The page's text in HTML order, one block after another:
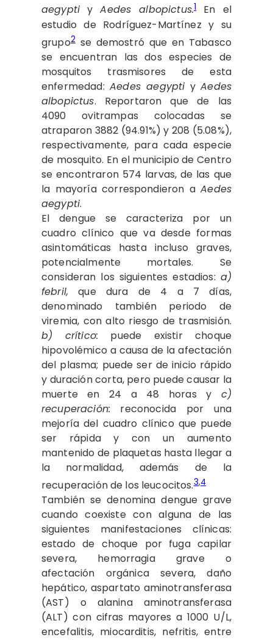
aegypti yAedes albopictus.1En el
estudio de Rodríguez-Martínez y su
grupo2se demostró que en Tabasco
se encuentran las dos especies de
mosquitos trasmisores de esta
enfermedad:Aedes aegypti yAedes
albopictus. Reportaron que de las
4090 ovitrampas colocadas se
atraparon 3882 (94.91%) y 208 (5.08%),
respectivamente, para cada especie
de mosquito. En el municipio de Centro
se encontraron 574 larvas, de las que
la mayoría correspondieron aAedes
aegypti.
El dengue se caracteriza por un
cuadro clínico que va desde formas
asintomáticas hasta incluso graves,
potencialmente mortales. Se
consideran los siguientes estadios: a)
febril, que dura de 4 a 7 días,
denominado también periodo de
viremia, con alto riesgo de trasmisión.
b)
crítico: puede existir choque
hipovolémico a causa de la afectación
del plasma; puede ser de inicio rápido
y duración corta, pero puede causar la
muerte en 24 a 48 horas y c)
recuperación: reconocida por una
mejoría del cuadro clínico que puede
ser rápida y con un aumento
mantenido de plaquetas hasta llegar a
la normalidad, además de la
recuperación de los leucocitos.3,4
También se denomina dengue grave
cuando coexiste con alguna de las
siguientes manifestaciones clínicas:
estado de choque por fuga capilar
severa, hemorragia grave o
afectación orgánica severa, daño
hepático, aspartato aminotransferasa
(AST) o alanina aminotransferasa
(ALT) con cifras mayores a 1000 U/L,
encefalitis, miocarditis, nefritis, entre